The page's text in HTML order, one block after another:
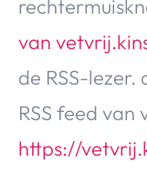
van
de RSS-
RSS feed
https://